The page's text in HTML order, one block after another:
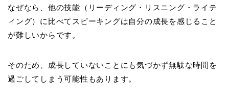
なぜなら、他の技能（リーディング・リスニング・ライテ
ィング）に比べてスピーキングは自分の成長を感じること
が難しいからです。
そのため、成長していないことにも気づかず無駄な時間を
過ごしてしまう可能性もあります。